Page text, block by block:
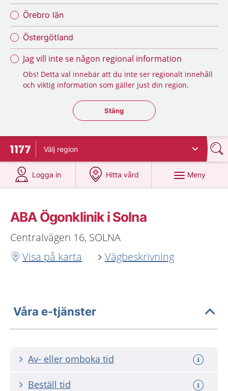
Örebro län
Östergötland
Jag vill inte se någon regional information
Obs! Detta val innebär att du inte ser regionalt innehåll
och viktig information som gäller just din region.
Stäng regionsväljaren
Stäng
Till startsidan för 1177
Välj region
Logga in
på 1177.se
Hitta vård
på 1177.se
Meny
ABA Ögonklinik i Solna
Centralvägen 16, SOLNA
Visa på karta
Vägbeskrivning
Våra e-tjänster
Av- eller omboka tid
Beställ tid